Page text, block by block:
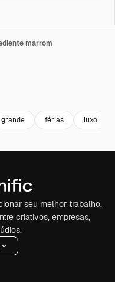
marrom
grande férias luxo
seu melhor trabalho.
criativos, empresas,